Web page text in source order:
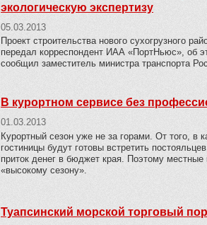
экологическую экспертизу
05.03.2013
Проект строительства нового сухогрузного
передал корреспондент ИАА «ПортНьюс», об
сообщил заместитель министра транспорта
В курортном сервисе без
01.03.2013
Курортный сезон уже не за горами. От того, в
гостиницы будут готовы встретить
приток денег в бюджет края. Поэтому
«высокому сезону».
Туапсинский морской торговый